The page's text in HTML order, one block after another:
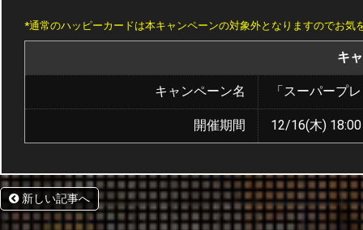
*通常のハッピーカードは本キャンペーンの対象外となりますのでお気
キ
キャンペーン名 「スーパープ
開催期間 12/16(木)
新しい記事へ